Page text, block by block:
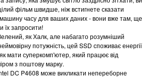
фільм швидше, ніж встигнете сказати
часу для ваших даних - вони вже там, ще
їх запросити!
як Халк, але набагато розумніший
потужність, цей SSD споживає енергії
мати суперкомп'ютер, який працює від
з поштову марку.
DC P4608 може викликати непереборне